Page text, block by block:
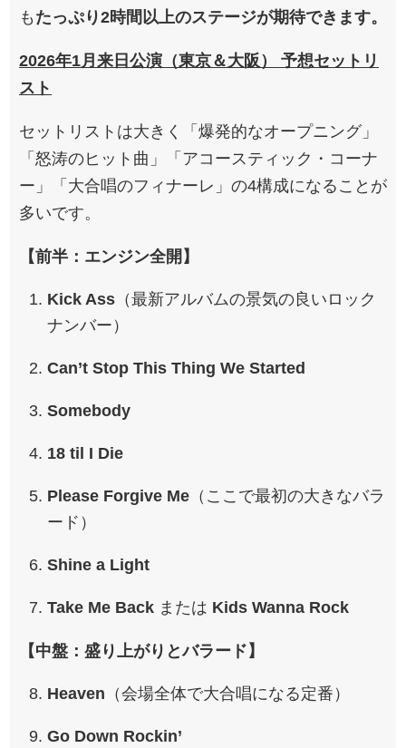
も たっぷり2時間以上のステージが期待できます。
2026年1月来日公演（東京＆大阪） 予想セットリ
スト
セットリストは大きく「爆発的なオープニング」
「怒涛のヒット曲」「アコースティック・コーナ
ー」「大合唱のフィナーレ」の4構成になることが
多いです。
【前半：エンジン全開】
Kick Ass（最新アルバムの景気の良いロック
ナンバー）
Can’t Stop This Thing We Started
Somebody
18 til I Die
Please Forgive Me（ここで最初の大きなバラ
ード）
Shine a Light
Take Me Backまたは Kids Wanna Rock
【中盤：盛り上がりとバラード】
Heaven （会場全体で大合唱になる定番）
Go Down Rockin’